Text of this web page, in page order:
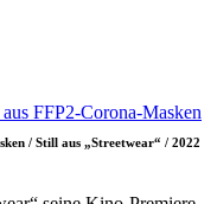
/ Still aus „Streetwear“ / 2022